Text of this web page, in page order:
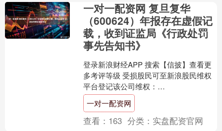
一对一配资网 复旦复华
（600624）年报存在虚假记
载，收到证监局《行政处罚
事先告知书》
登录新浪财经APP 搜索【信披】查看更
多考评等级 受损股民可至新浪股民维权
平台登记该公司维权：
http://wq.finance.sina.com.cn/ 关注....
一对一配资网
查看： 163 分类： 实盘配资官网